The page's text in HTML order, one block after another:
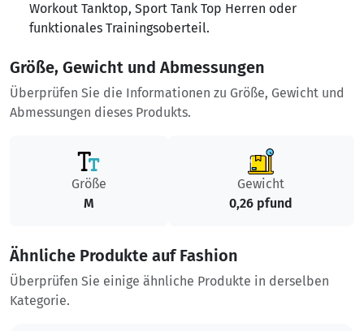
Workout Tanktop, Sport Tank Top Herren oder
funktionales Trainingsoberteil.
Größe, Gewicht und Abmessungen
Überprüfen Sie die Informationen zu Größe, Gewicht und
Abmessungen dieses Produkts.
Größe
M
Gewicht
0,26 pfund
Ähnliche Produkte auf Fashion
Überprüfen Sie einige ähnliche Produkte in derselben
Kategorie.